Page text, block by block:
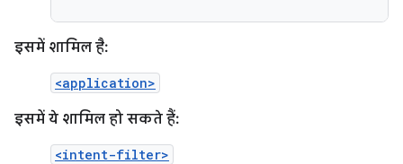
इसमें शामिल है:
<application>
इसमें ये शामिल हो सकते हैं:
<intent-filter>